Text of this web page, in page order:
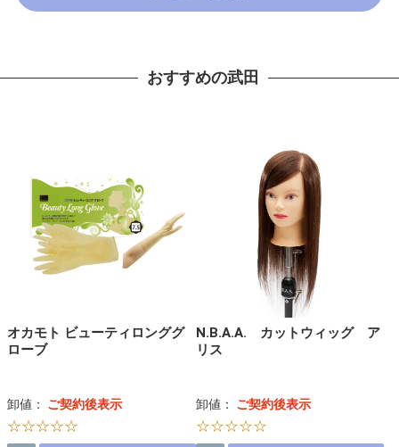
おすすめの武田
オカモト ビューティロンググ
ローブ
卸値： ご契約後表示
☆☆☆☆☆
N.B.A.A. カットウィッグ ア
リス
卸値： ご契約後表示
☆☆☆☆☆